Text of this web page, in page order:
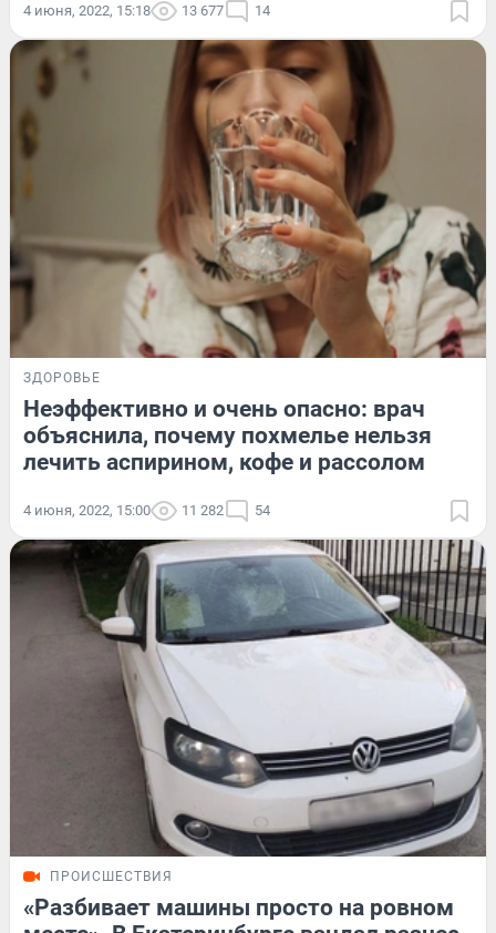
4 июня, 2022, 15:18 13 677 14
ЗДОРОВЬЕ
Неэффективно и очень опасно: врач
объяснила, почему похмелье нельзя
лечить аспирином, кофе и рассолом
4 июня, 2022, 15:00 11 282 54
ПРОИСШЕСТВИЯ
«Разбивает машины просто на ровном